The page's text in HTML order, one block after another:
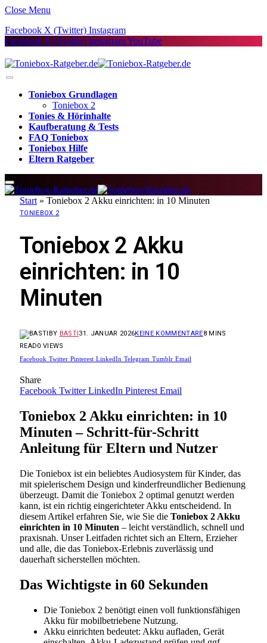
Close Menu
Facebook X (Twitter) Instagram
Facebook X (Twitter) InstagramYouTube
Toniebox Grundlagen
Toniebox 2
Tonies & Hörinhalte
Kaufberatung & Tests
FAQ Toniebox
Toniebox Hilfe
Eltern Ratgeber
Start » Toniebox 2 Akku einrichten: in 10 Minuten
TONIEBOX 2
Toniebox 2 Akku
einrichten: in 10
Minuten
BY BASTI31. JANUAR 2026KEINE KOMMENTARE8 MINS
READ0 VIEWS
Facebook Twitter Pinterest LinkedIn Telegram Tumblr Email
Share
Facebook Twitter LinkedIn Pinterest Email
Toniebox 2 Akku einrichten: in 10
Minuten – Schritt-für-Schritt
Anleitung für Eltern und Nutzer
Die Toniebox ist ein beliebtes Audiosystem für Kinder, das
mit spielerischem Design und kinderfreundlicher Bedienung
überzeugt. Damit die Toniebox 2 optimal genutzt werden
kann, ist ein richtig eingerichteter Akku entscheidend. In
diesem Artikel erfahren Sie, wie Sie die Toniebox 2 Akku
einrichten in 10 Minuten – leicht verständlich, schnell und
praxisnah. Unser Leitfaden richtet sich an Eltern, Erzieher
und alle, die das Toniebox-Erlebnis zuverlässig und
dauerhaft sicherstellen möchten.
Das Wichtigste in 60 Sekunden
Die Toniebox 2 benötigt einen voll funktionsfähigen
Akku für mobilbetriebene Nutzung.
Akku einrichten bedeutet: Akku aufladen, Gerät